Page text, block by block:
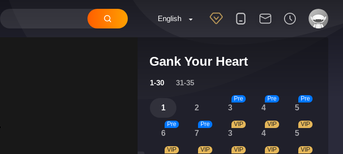
English
Gank Your Heart
1-30 31-35
1 2 3
Pre
4
Pre
5
Pre
6
Pre
7
Pre
3
VIP
4
VIP
5
VIP
VIP VIP VIP VIP VIP